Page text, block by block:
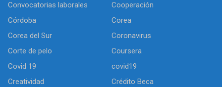
Convocatorias laborales
Cooperación
Córdoba
Corea
Corea del Sur
Coronavirus
Corte de pelo
Coursera
Covid 19
covid19
Creatividad
Crédito Beca